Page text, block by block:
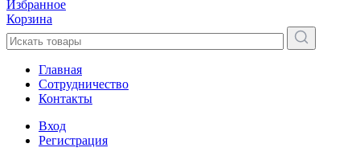
Избранное
Корзина
Главная
Сотрудничество
Контакты
Вход
Регистрация